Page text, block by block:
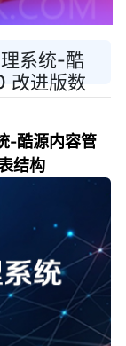
系统-酷
改进版数
-酷源内容管
结构